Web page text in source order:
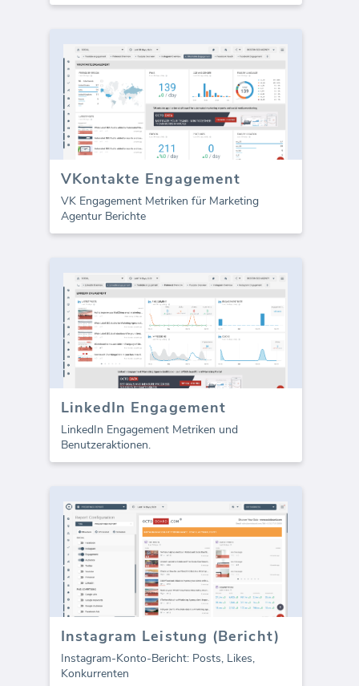
VKontakte Engagement
VK Engagement Metriken für Marketing
Agentur Berichte
LinkedIn Engagement
LinkedIn Engagement Metriken und
Benutzeraktionen.
Instagram Leistung (Bericht)
Instagram-Konto-Bericht: Posts, Likes,
Konkurrenten